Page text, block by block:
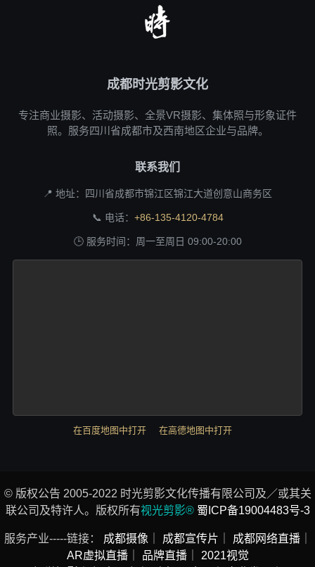
成都时光剪影文化
专注商业摄影、活动摄影、全景VR摄影、集体照与形象证件
照。服务四川省成都市及西南地区企业与品牌。
联系我们
📍 地址：四川省成都市锦江区锦江大道创意山商务区
📞 电话： +86-135-4120-4784
🕒 服务时间：周一至周日 09:00-20:00
在百度地图中打开 在高德地图中打开
© 版权公告 2005-2022 时光剪影文化传播有限公司及／或其关
联公司及特许人。版权所有视光剪影® 蜀ICP备19004483号-3
服务产业-----链接： 成都摄像 成都宣传片 成都网络直播｜
AR虚拟直播｜ 品牌直播｜ 2021视觉